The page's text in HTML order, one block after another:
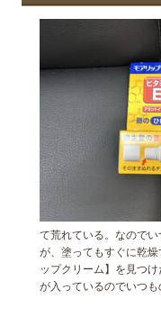
て荒れている。なので
が、塗ってもすぐに乾
ップクリーム】を見つ
が入っているのでいつも